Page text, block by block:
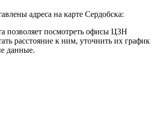
адреса на карте Сердобска:
позволяет посмотреть офисы ЦЗН
расстояние к ним, уточнить их график
данные.